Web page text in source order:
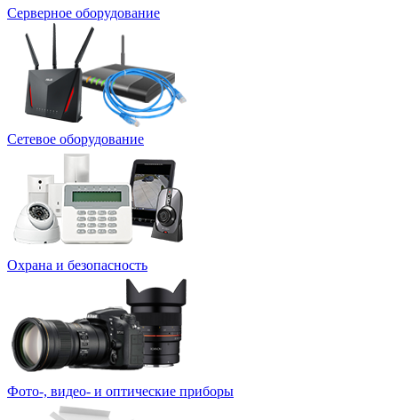
Серверное оборудование
Сетевое оборудование
Охрана и безопасность
Фото-, видео- и оптические приборы